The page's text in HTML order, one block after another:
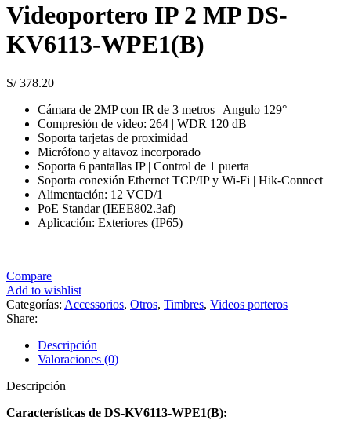
Videoportero IP 2 MP DS-
KV6113-WPE1(B)
S/378.20
Cámara de 2MP con IR de 3 metros | Angulo 129°
Compresión de video: 264 | WDR 120 dB
Soporta tarjetas de proximidad
Micrófono y altavoz incorporado
Soporta 6 pantallas IP | Control de 1 puerta
Soporta conexión Ethernet TCP/IP y Wi-Fi | Hik-Connect
Alimentación: 12 VCD/1
PoE Standar (IEEE802.3af)
Aplicación: Exteriores (IP65)
Compare
Add to wishlist
Categorías: Accessorios, Otros, Timbres, Videos porteros
Share:
Descripción
Valoraciones (0)
Descripción
Características de DS-KV6113-WPE1(B):